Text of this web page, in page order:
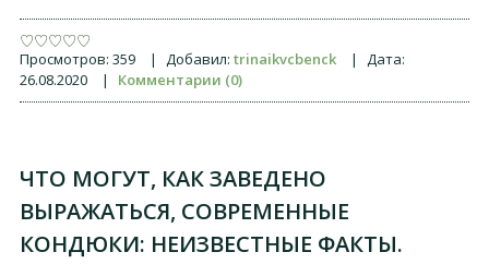
Просмотров: 359 | Добавил: trinaikvcbenck |
Дата:
26.08.2020
| Комментарии (0)
ЧТО МОГУТ, КАК ЗАВЕДЕНО
ВЫРАЖАТЬСЯ, СОВРЕМЕННЫЕ
КОНДЮКИ: НЕИЗВЕСТНЫЕ ФАКТЫ.